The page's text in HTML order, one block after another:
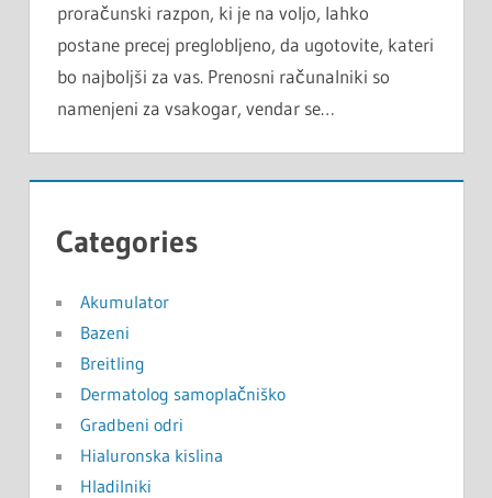
proračunski razpon, ki je na voljo, lahko
postane precej preglobljeno, da ugotovite, kateri
bo najboljši za vas. Prenosni računalniki so
namenjeni za vsakogar, vendar se…
Categories
Akumulator
Bazeni
Breitling
Dermatolog samoplačniško
Gradbeni odri
Hialuronska kislina
Hladilniki